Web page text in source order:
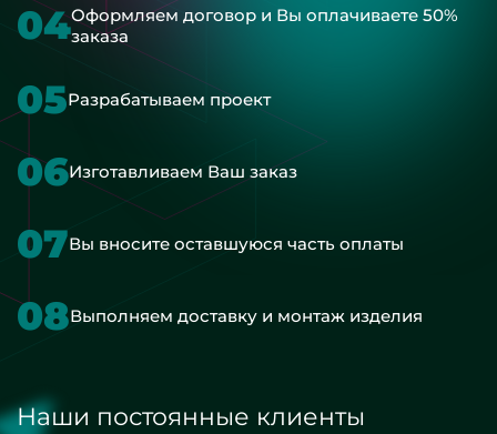
04Оформляем договор и Вы оплачиваете 50%
заказа
05Разрабатываем проект
06Изготавливаем Ваш заказ
07Вы вносите оставшуюся часть оплаты
08Выполняем доставку и монтаж изделия
Наши постоянные клиенты